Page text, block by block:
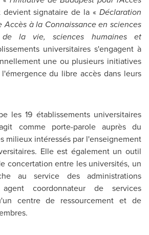
devient signataire de la «Déclaration
Accès à la Connaissance en sciences
de la vie, sciences humaines et
universitaires s'engagent à
une ou plusieurs initiatives
du libre accès dans leurs
les 19 établissements universitaires
comme porte-parole auprès du
milieux intéressés par l'enseignement
Elle est également un outil
concertation entre les universités, un
au service des administrations
coordonnateur de services
centre de ressourcement et de